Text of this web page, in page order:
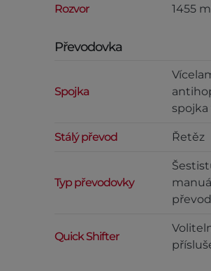
Rozvor 1455
Převodovka
Spojka
spojka
Stálý převod Řetěz
Typ převodovky
Quick Shifter